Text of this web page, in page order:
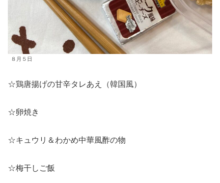
８月５日
☆鶏唐揚げの甘辛タレあえ（韓国風）
☆卵焼き
☆キュウリ＆わかめ中華風酢の物
☆梅干しご飯